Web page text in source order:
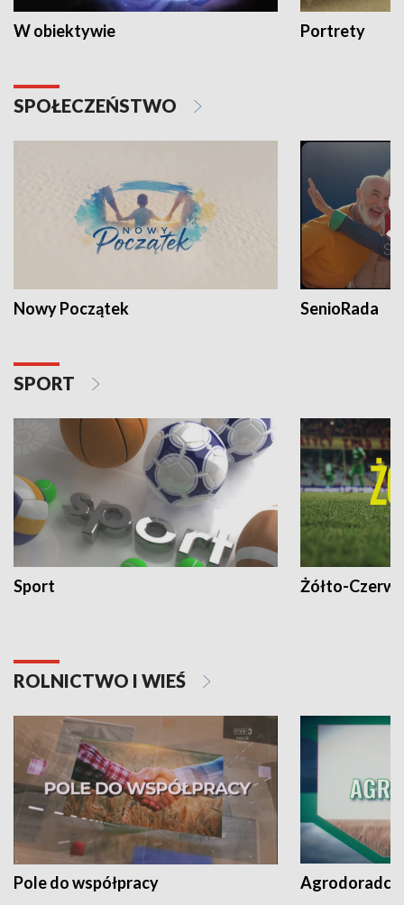
W obiektywie Portrety
SPOŁECZEŃSTWO
Nowy Początek SenioRada
SPORT
Sport Żółto-
ROLNICTWO I WIEŚ
Pole do współpracy Agrodoradcy